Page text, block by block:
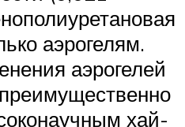
аэрогелям.
аэрогелей
хай-